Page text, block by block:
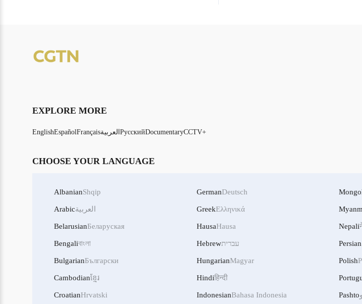
EXPLORE MORE
EnglishEspañolFrançaisالعربية РусскийDocumentaryCCTV+
CHOOSE YOUR LANGUAGE
AlbanianShqip
Arabicالعربية
BelarusianБеларуская
Bengaliবাংলা
BulgarianБългарски
Cambodianខ្មែរ
CroatianHrvatski
GermanDeutsch
GreekΕλληνικά
HausaHausa
Hebrewעברית
HungarianMagyar
Hindiहिन्दी
IndonesianBahasa Indonesia
Nepali
Persian
Polish
Pashto